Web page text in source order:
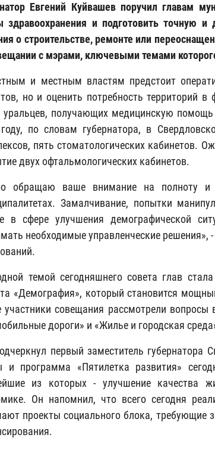
Евгений Куйвашев поручил главам
здравоохранения и подготовить точную
о строительстве, ремонте или
с мэрами, ключевыми темами
и местным властям предстоит
но и оценить потребность территорий
уральцев, получающих медицинскую
по словам губернатора, в
пять стоматологических кабинетов.
двух офтальмологических кабинетов.
обращаю ваше внимание на полноту и
Замалчивание, попытки
в сфере улучшения демографической
необходимые управленческие
темой сегодняшнего совета глав
«Демография», который становится
участники совещания рассмотрели вопросы
дороги» и «Жилье и городская
первый заместитель губернатора
и программа «Пятилетка развития»
из которых - улучшение качества
Он напомнил, что всего сегодня
проекты социального блока, требующие